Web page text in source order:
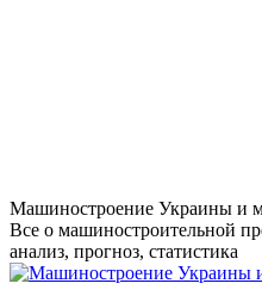
Перейти
к
содержанию
Машиностроение Украины и
Все о машиностроительной
анализ, прогноз, статистика